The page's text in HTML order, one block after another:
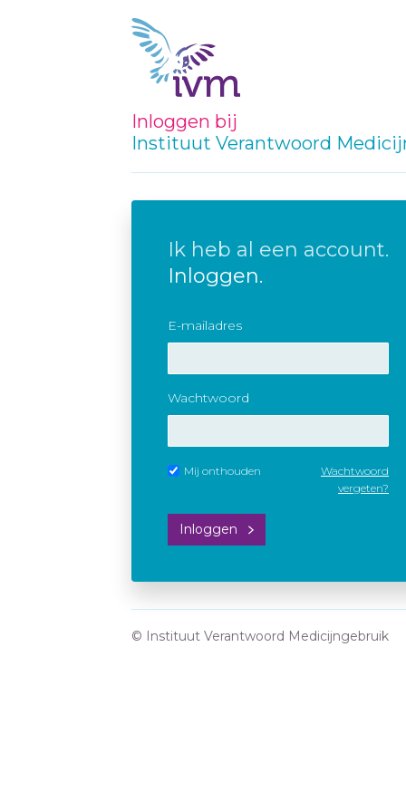
Inloggen bij
Instituut Verantwoord
Ik heb al een account.
Inloggen.
E-mailadres
Wachtwoord
Mij onthouden
Wachtwoord
vergeten?
Inloggen
© Instituut Verantwoord Medicijngebruik